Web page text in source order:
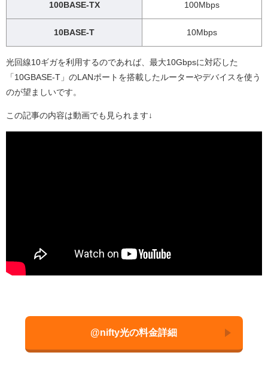
100BASE-TX 100Mbps
10BASE-T 10Mbps
光回線10ギガを利用するのであれば、最大10Gbpsに対応した
「10GBASE-T」のLANポートを搭載したルーターやデバイスを使う
のが望ましいです。
この記事の内容は動画でも見られます↓
@nifty光の料金詳細